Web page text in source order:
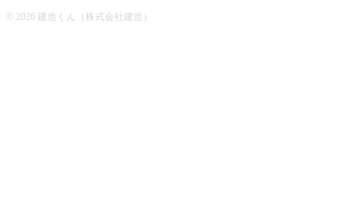
© 2026 建造くん（株式会社建造）